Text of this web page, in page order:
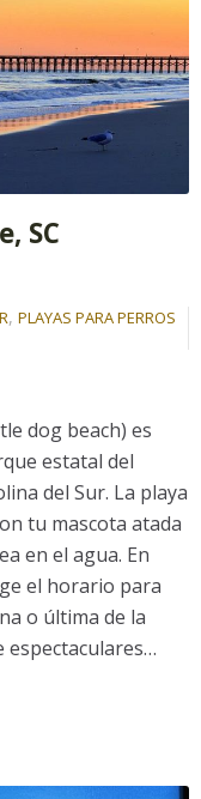
SC
, PLAYAS PARA PERROS
dog beach) es
estatal del
del Sur. La playa
tu mascota atada
en el agua. En
el horario para
o última de la